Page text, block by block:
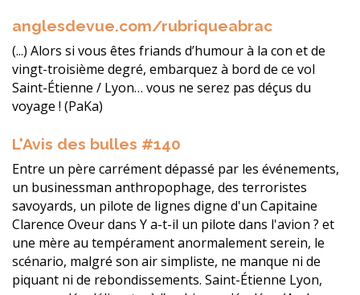
anglesdevue.com/rubriqueabrac
(...) Alors si vous êtes friands d’humour à la con et de
vingt-troisième degré, embarquez à bord de ce vol
Saint-Étienne / Lyon… vous ne serez pas déçus du
voyage ! (PaKa)
L'Avis des bulles #140
Entre un père carrément dépassé par les événements,
un businessman anthropophage, des terroristes
savoyards, un pilote de lignes digne d'un Capitaine
Clarence Oveur dans Y a-t-il un pilote dans l'avion ? et
une mère au tempérament anormalement serein, le
scénario, malgré son air simpliste, ne manque ni de
piquant ni de rebondissements. Saint-Étienne Lyon,